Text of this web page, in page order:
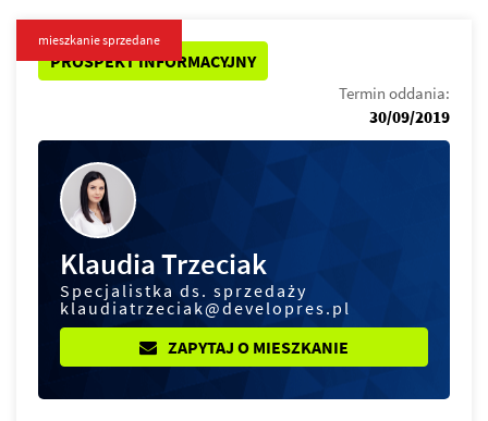
PROSPEKT INFORMACYJNY
mieszkanie sprzedane
Termin oddania:
30/09/2019
Klaudia Trzeciak
Specjalistka ds. sprzedaży
klaudiatrzeciak@developres.pl
ZAPYTAJ O MIESZKANIE